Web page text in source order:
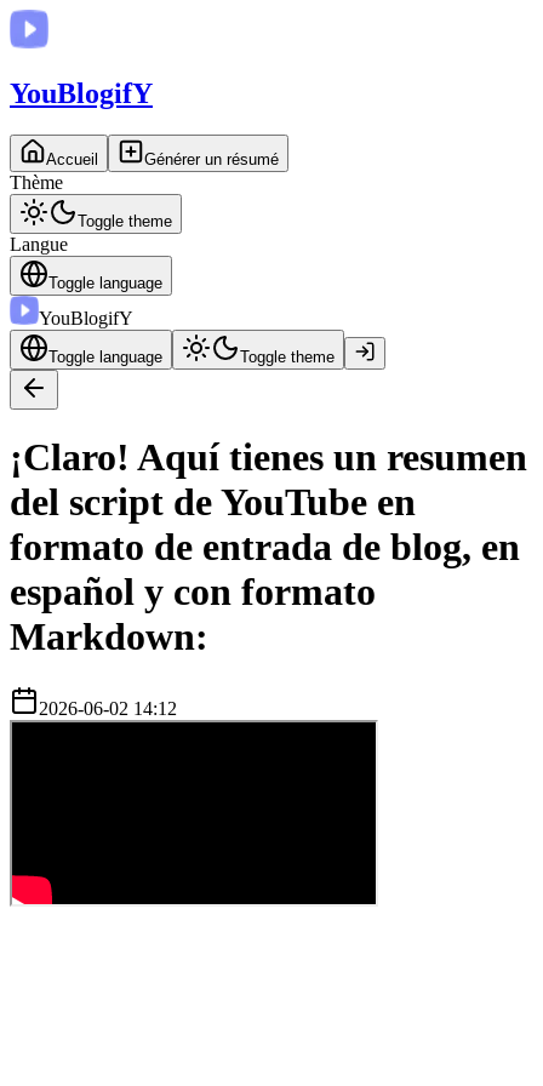
YouBlogifY
Accueil Générer un résumé
Thème
Toggle theme
Langue
Toggle language
YouBlogifY
Toggle language Toggle theme
¡Claro! Aquí tienes un resumen
del script de YouTube en
formato de entrada de blog, en
español y con formato
Markdown:
2026-06-02 14:12